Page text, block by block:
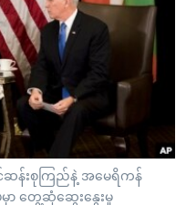
း
ဆန်းစုကြည်နဲ့ အမေရိကန်
ာ တွေ့ဆုံဆွေးနွေးမှု